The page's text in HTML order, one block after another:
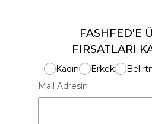
FASHFED'E
FIRSATLARI
Kadın Erkek
Mail Adresin